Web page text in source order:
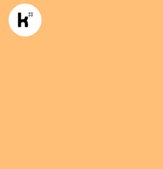
https://www.kununu.com/de/deutsche-
rentenversicherung-
nordbayern6